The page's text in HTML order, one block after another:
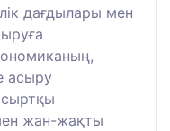
дағдылары мен
асыру
жан-жақты